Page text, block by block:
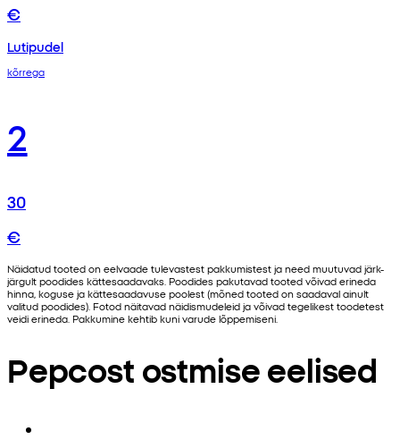
€
Lutipudel
kõrrega
2
30
€
Näidatud tooted on eelvaade tulevastest pakkumistest ja need muutuvad järk-
järgult poodides kättesaadavaks. Poodides pakutavad tooted võivad erineda
hinna, koguse ja kättesaadavuse poolest (mõned tooted on saadaval ainult
valitud poodides). Fotod näitavad näidismudeleid ja võivad tegelikest toodetest
veidi erineda. Pakkumine kehtib kuni varude lõppemiseni.
Pepcost ostmise eelised